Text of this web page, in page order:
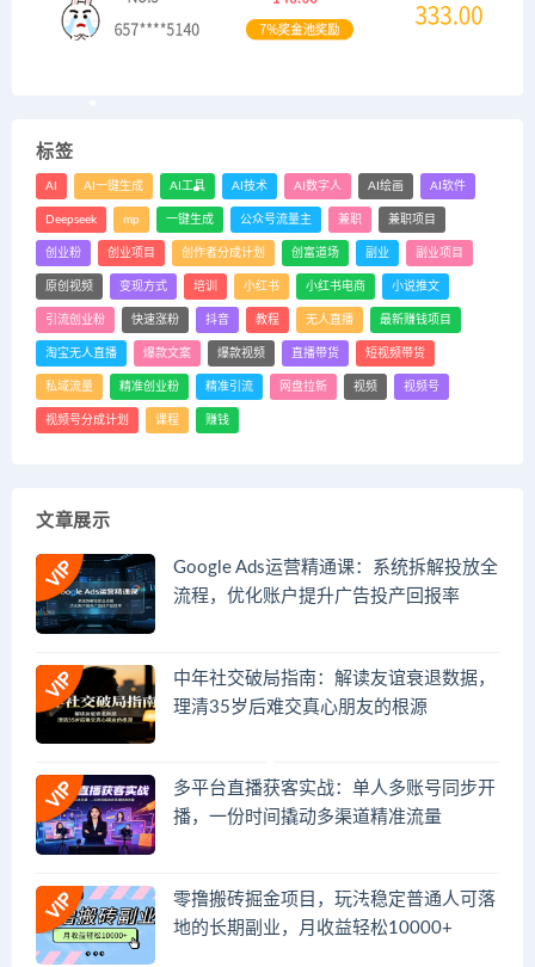
标签
AI AI一键生成 AI工具 AI技术 AI数字人 AI绘画 AI软件
Deepseek mp 一键生成 公众号流量主 兼职 兼职项目
创业粉 创业项目 创作者分成计划 创富道场 副业 副业项目
原创视频 变现方式 培训 小红书 小红书电商 小说推文
引流创业粉 快速涨粉 抖音 教程 无人直播 最新赚钱项目
淘宝无人直播 爆款文案 爆款视频 直播带货 短视频带货
私域流量 精准创业粉 精准引流 网盘拉新 视频 视频号
视频号分成计划 课程 赚钱
文章展示
Google Ads运营精通课：系统拆解投放全
流程，优化账户提升广告投产回报率
中年社交破局指南：解读友谊衰退数据，
理清35岁后难交真心朋友的根源
多平台直播获客实战：单人多账号同步开
播，一份时间撬动多渠道精准流量
零撸搬砖掘金项目，玩法稳定普通人可落
地的长期副业，月收益轻松10000+